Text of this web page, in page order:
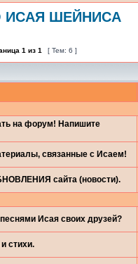
ИСАЯ ШЕЙНИСА
1 из 1 [ Тем: 6 ]
на форум! Напишите
связанные с Исаем!
сайта (новости).
Исая своих друзей?
стихи.